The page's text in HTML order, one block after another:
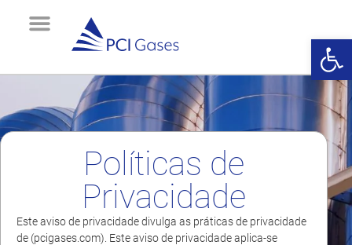
Políticas de
Privacidade
Este aviso de privacidade divulga as práticas de privacidade
de (pcigases.com). Este aviso de privacidade aplica-se
Abrir